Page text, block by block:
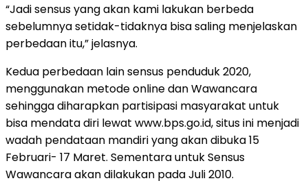
“Jadi sensus yang akan kami lakukan berbeda
sebelumnya setidak-tidaknya bisa saling menjelaskan
perbedaan itu,” jelasnya.
Kedua perbedaan lain sensus penduduk 2020,
menggunakan metode online dan Wawancara
sehingga diharapkan partisipasi masyarakat untuk
bisa mendata diri lewat www.bps.go.id, situs ini menjadi
wadah pendataan mandiri yang akan dibuka 15
Februari- 17 Maret. Sementara untuk Sensus
Wawancara akan dilakukan pada Juli 2010.